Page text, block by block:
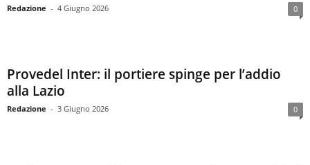
Redazione - 4 Giugno 2026 0
Provedel Inter: il portiere spinge per l’addio
alla Lazio
Redazione - 3 Giugno 2026 0